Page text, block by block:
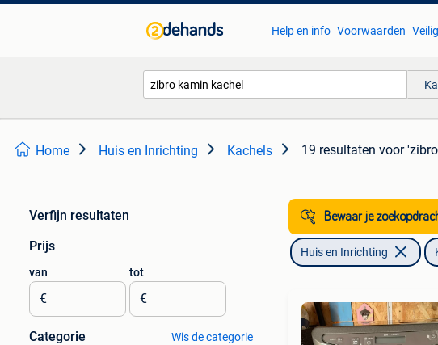
Help en info Voorwaarden
Home Huis en Inrichting Kachels 19 resultaten voor
Verfijn resultaten
Prijs
van
€
tot
€
Categorie Wis de categorie
Bewaar je
Huis en Inrichting